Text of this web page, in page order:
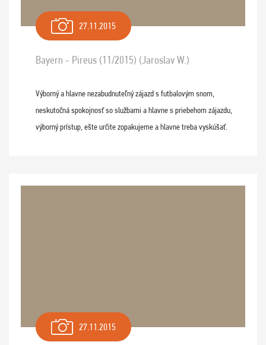
27.11.2015
Bayern - Pireus (11/2015) (Jaroslav W.)
Výborný a hlavne nezabudnuteľný zájazd s futbalovým snom,
neskutočná spokojnosť so službami a hlavne s priebehom zájazdu,
výborný prístup, ešte určite zopakujeme a hlavne treba vyskúšať.
27.11.2015